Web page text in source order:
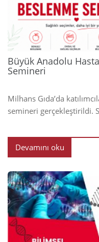
Büyük Anadolu
Semineri
Milhans Gıda’da
semineri gerçekleştirildi.
Devamını oku